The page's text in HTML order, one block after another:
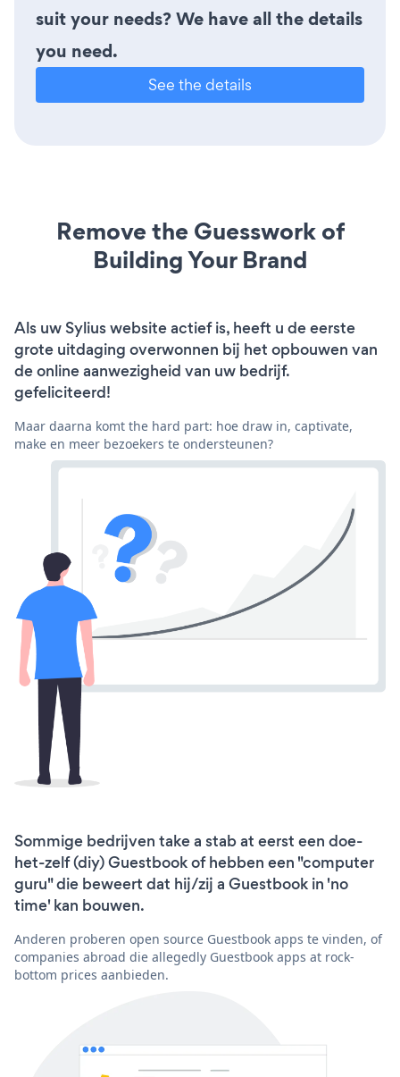
suit your needs? We have all the details
you need.
See the details
Remove the Guesswork of
Building Your Brand
Als uw Sylius website actief is, heeft u de eerste
grote uitdaging overwonnen bij het opbouwen van
de online aanwezigheid van uw bedrijf.
gefeliciteerd!
Maar daarna komt the hard part: hoe draw in, captivate,
make en meer bezoekers te ondersteunen?
Sommige bedrijven take a stab at eerst een doe-
het-zelf (diy) Guestbook of hebben een "computer
guru" die beweert dat hij/zij a Guestbook in 'no
time' kan bouwen.
Anderen proberen open source Guestbook apps te vinden, of
companies abroad die allegedly Guestbook apps at rock-
bottom prices aanbieden.